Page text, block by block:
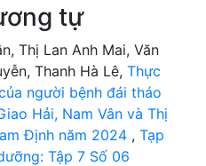
tự
Thị Lan Anh Mai, Văn
Thanh Hà Lê, Thực
người bệnh đái tháo
Hải, Nam Vân và Thị
Định năm 2024 , Tạp
Tập 7 Số 06